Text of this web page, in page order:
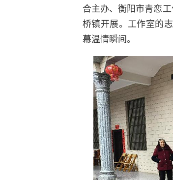
合主办、衡阳市青恋
桥镇开展。工作室的
幕温情瞬间。